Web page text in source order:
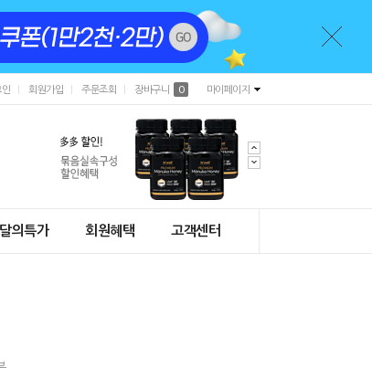
회원가입 주문조회 장바구니 0 마이페이지
의특가 회원혜택 고객센터